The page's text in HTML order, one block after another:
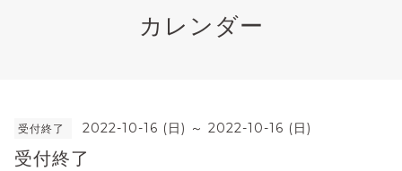
カレンダー
受付終了 2022-10-16 (日) ～ 2022-10-16 (日)
受付終了